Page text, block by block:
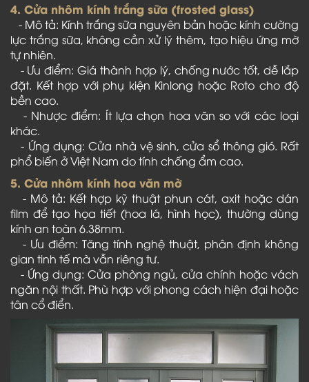
4. Cửa nhôm kính trắng sữa (frosted glass)
- Mô tả: Kính trắng sữa nguyên bản hoặc kính cường
lực trắng sữa, không cần xử lý thêm, tạo hiệu ứng mờ
tự nhiên.
- Ưu điểm: Giá thành hợp lý, chống nước tốt, dễ lắp
đặt. Kết hợp với phụ kiện Kinlong hoặc Roto cho độ
bền cao.
- Nhược điểm: Ít lựa chọn hoa văn so với các loại
khác.
- Ứng dụng: Cửa nhà vệ sinh, cửa sổ thông gió. Rất
phổ biến ở Việt Nam do tính chống ẩm cao.
5. Cửa nhôm kính hoa văn mờ
- Mô tả: Kết hợp kỹ thuật phun cát, axit hoặc dán
film để tạo họa tiết (hoa lá, hình học), thường dùng
kính an toàn 6.38mm.
- Ưu điểm: Tăng tính nghệ thuật, phân định không
gian tinh tế mà vẫn riêng tư.
- Ứng dụng: Cửa phòng ngủ, cửa chính hoặc vách
ngăn nội thất. Phù hợp với phong cách hiện đại hoặc
tân cổ điển.